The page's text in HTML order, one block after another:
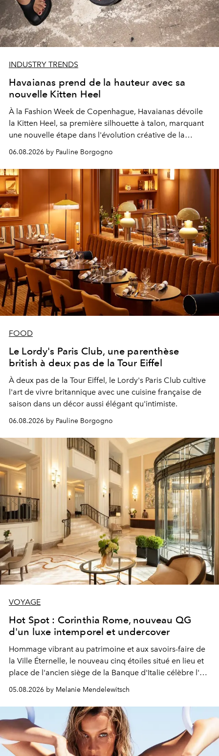
INDUSTRY TRENDS
Havaianas prend de la hauteur avec sa
nouvelle Kitten Heel
À la Fashion Week de Copenhague, Havaianas dévoile
la Kitten Heel, sa première silhouette à talon, marquant
une nouvelle étape dans l'évolution créative de la
06.08.2026 by Pauline Borgogno
FOOD
Le Lordy's Paris Club, une parenthèse
british à deux pas de la Tour Eiffel
À deux pas de la Tour Eiffel, le Lordy's Paris Club cultive
l'art de vivre britannique avec une cuisine française de
saison dans un décor aussi élégant qu'intimiste.
06.08.2026 by Pauline Borgogno
VOYAGE
Hot Spot : Corinthia Rome, nouveau QG
d'un luxe intemporel et undercover
Hommage vibrant au patrimoine et aux savoirs-faire de
la Ville Éternelle, le nouveau cinq étoiles situé en lieu et
place de l'ancien siège de la Banque d'Italie célèbre l'art
de vivre Romain dans toute son élégance intemporelle.
05.08.2026 by Melanie Mendelewitsch